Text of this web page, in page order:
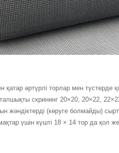
қатар әртүрлі торлар мен түстерде
скрининг 20×20, 20×22,
жәндіктерді (көруге болмайды)
үшін күшті 18 × 14 тор да қол